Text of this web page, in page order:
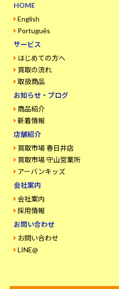
HOME
English
Português
サービス
はじめての方へ
買取の流れ
取扱商品
お知らせ・ブログ
商品紹介
新着情報
店舗紹介
買取市場 春日井店
買取市場 守山営業所
アーバンキッズ
会社案内
会社案内
採用情報
お問い合わせ
お問い合わせ
LINE@